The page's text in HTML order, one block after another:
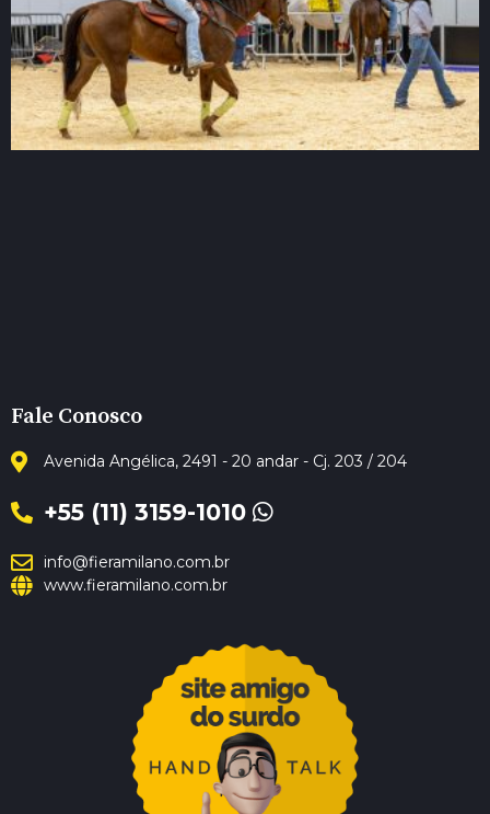
Fale Conosco
Avenida Angélica, 2491 - 20 andar - Cj. 203 / 204
+55 (11) 3159-1010
info@fieramilano.com.br
www.fieramilano.com.br